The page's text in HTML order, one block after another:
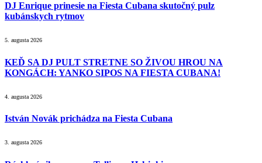
DJ Enrique prinesie na Fiesta Cubana skutočný pulz
kubánskych rytmov
5. augusta 2026
KEĎ SA DJ PULT STRETNE SO ŽIVOU HROU NA
KONGÁCH: YANKO SIPOS NA FIESTA CUBANA!
4. augusta 2026
István Novák prichádza na Fiesta Cubana
3. augusta 2026